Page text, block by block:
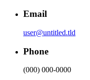
Email
user@untitled.tld
Phone
(000) 000-0000